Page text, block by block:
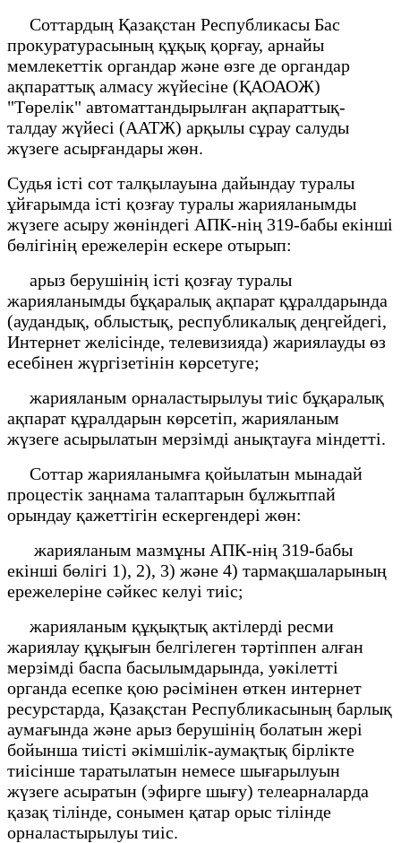
Соттардың Қазақстан Республикасы Бас
прокуратурасының құқық қорғау, арнайы
мемлекеттік органдар және өзге де органдар
ақпараттық алмасу жүйесіне (ҚАОАОЖ)
"Төрелік" автоматтандырылған ақпараттық-
талдау жүйесі (ААТЖ) арқылы сұрау салуды
жүзеге асырғандары жөн.
Судья істі сот талқылауына дайындау туралы
ұйғарымда істі қозғау туралы жарияланымды
жүзеге асыру жөніндегі АПК-нің 319-бабы екінші
бөлігінің ережелерін ескере отырып:
арыз берушінің істі қозғау туралы
жарияланымды бұқаралық ақпарат құралдарында
(аудандық, облыстық, республикалық деңгейдегі,
Интернет желісінде, телевизияда) жариялауды өз
есебінен жүргізетінін көрсетуге;
жарияланым орналастырылуы тиіс бұқаралық
ақпарат құралдарын көрсетіп, жарияланым
жүзеге асырылатын мерзімді анықтауға міндетті.
Соттар жарияланымға қойылатын мынадай
процестік заңнама талаптарын бұлжытпай
орындау қажеттігін ескергендері жөн:
жарияланым мазмұны АПК-нің 319-бабы
екінші бөлігі 1), 2), 3) және 4) тармақшаларының
ережелеріне сәйкес келуі тиіс;
жарияланым құқықтық актілерді ресми
жариялау құқығын белгілеген тәртіппен алған
мерзімді баспа басылымдарында, уәкілетті
органда есепке қою рәсімінен өткен интернет
ресурстарда, Қазақстан Республикасының барлық
аумағында және арыз берушінің болатын жері
бойынша тиісті әкімшілік-аумақтық бірлікте
тиісінше таратылатын немесе шығарылуын
жүзеге асыратын (эфирге шығу) телеарналарда
қазақ тілінде, сонымен қатар орыс тілінде
орналастырылуы тиіс.